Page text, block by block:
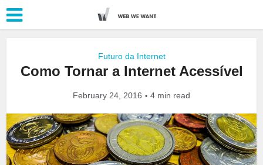
Futuro da Internet
Como Tornar a Internet Acessível
February 24, 2016 4 min read